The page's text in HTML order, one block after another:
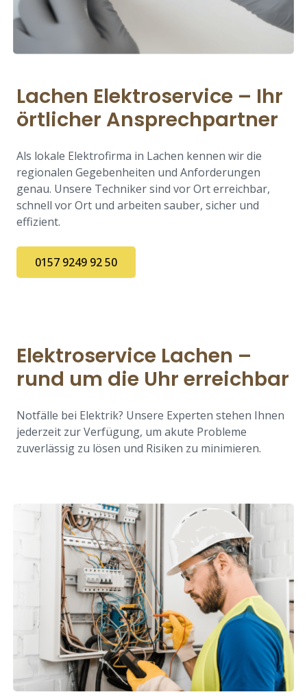
Lachen Elektroservice – Ihr
örtlicher Ansprechpartner
Als lokale Elektrofirma in Lachen kennen wir die
regionalen Gegebenheiten und Anforderungen
genau. Unsere Techniker sind vor Ort erreichbar,
schnell vor Ort und arbeiten sauber, sicher und
effizient.
0157 9249 92 50
Elektroservice Lachen –
rund um die Uhr erreichbar
Notfälle bei Elektrik? Unsere Experten stehen Ihnen
jederzeit zur Verfügung, um akute Probleme
zuverlässig zu lösen und Risiken zu minimieren.